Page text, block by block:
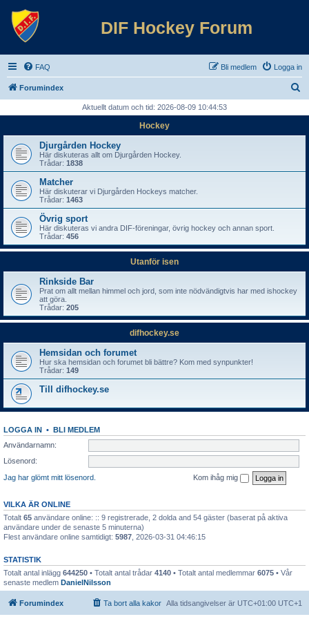
DIF Hockey Forum
FAQ Logga in
Bli medlem
Forumindex
Aktuellt datum och tid: 2026-08-09 10:44:53
Hockey
Djurgården Hockey
Här diskuteras allt om Djurgården Hockey.
Trådar: 1838
Matcher
Här diskuterar vi Djurgården Hockeys matcher.
Trådar: 1463
Övrig sport
Här diskuteras vi andra DIF-föreningar, övrig hockey och annan sport.
Trådar: 456
Utanför isen
Rinkside Bar
Prat om allt mellan himmel och jord, som inte nödvändigtvis har med ishockey
att göra.
Trådar: 205
difhockey.se
Hemsidan och forumet
Hur ska hemsidan och forumet bli bättre? Kom med synpunkter!
Trådar: 149
Till difhockey.se
LOGGA IN • BLI MEDLEM
Användarnamn:
Lösenord:
Jag har glömt mitt lösenord.
Kom ihåg mig
VILKA ÄR ONLINE
Totalt 65 användare online: :: 9 registrerade, 2 dolda and 54 gäster (baserat på aktiva
användare under de senaste 5 minuterna)
Flest användare online samtidigt: 5987 , 2026-03-31 04:46:15
STATISTIK
Totalt antal inlägg 644250 • Totalt antal trådar 4140 • Totalt antal medlemmar 6075 • Vår
senaste medlem DanielNilsson
Forumindex Alla tidsangivelser är UTC+01:00 UTC+1
Ta bort alla kakor